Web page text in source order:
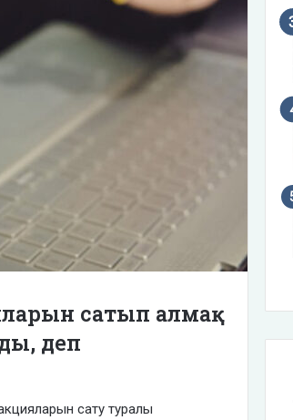
сатып алмақ
деп
сату туралы